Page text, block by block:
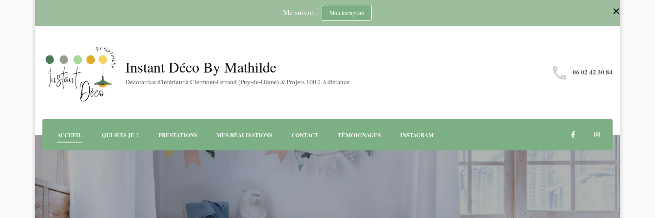
Me suivre... Mon instagram
Instant Déco By Mathilde
Décoratrice d'intérieur à Clermont-Ferrand (Puy-de-Dôme) & Projets 100% à distance
06 02 42 30 84
ACCUEIL QUI SUIS JE ? PRESTATIONS MES RÉALISATIONS CONTACT TÉMOIGNAGES INSTAGRAM